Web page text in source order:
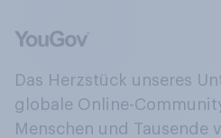
Das Herzstück unseres
globale Online-
Menschen und Tausende